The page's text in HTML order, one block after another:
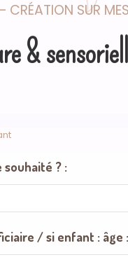
SUR
&
souhaité ? :
/ si enfant : âge :